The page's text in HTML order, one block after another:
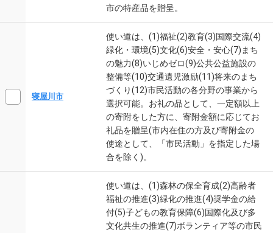
市の特産品を贈呈。
寝屋川市
使い道は、(1)福祉(2)教育(3)国際交流(4)
緑化・環境(5)文化(6)安全・安心(7)まち
の魅力(8)いじめゼロ(9)公共公益施設の
整備等(10)交通遺児激励(11)将来のまち
づくり(12)市民活動の各分野の事業から
選択可能。お礼の品として、一定額以上
の寄附をした方に、寄附金額に応じてお
礼品を贈呈(市内在住の方及び寄附金の
使途として、「市民活動」を指定した場
合を除く)。
使い道は、(1)森林の保全育成(2)高齢者
福祉の推進(3)緑化の推進(4)奨学金の給
付(5)子どもの教育保障(6)国際化及び多
文化共生の推進(7)ボランティア等の市民